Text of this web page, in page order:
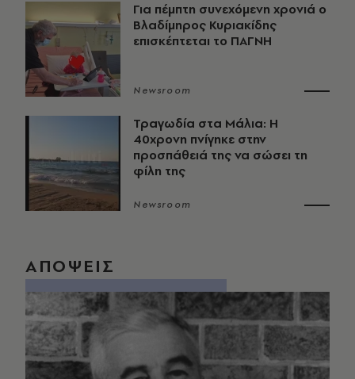
Για πέμπτη συνεχόμενη χρονιά ο
Βλαδίμηρος Κυριακίδης
επισκέπτεται το ΠΑΓΝΗ
Newsroom
Τραγωδία στα Μάλια: Η
40χρονη πνίγηκε στην
προσπάθειά της να σώσει τη
φίλη της
Newsroom
ΑΠΟΨΕΙΣ